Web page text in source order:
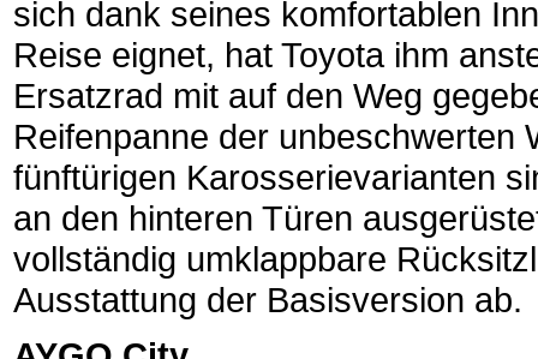
sich dank seines komfortablen
Reise eignet, hat Toyota ihm
Ersatzrad mit auf den Weg
Reifenpanne der unbeschwerten
fünftürigen Karosserievarianten
an den hinteren Türen
vollständig umklappbare
Ausstattung der Basisversion ab.